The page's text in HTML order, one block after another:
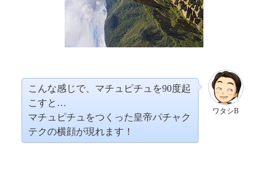
ワタシB
こんな感じで、マチュピチュを90度起
こすと…
マチュピチュをつくった皇帝パチャク
テクの横顔が現れます！